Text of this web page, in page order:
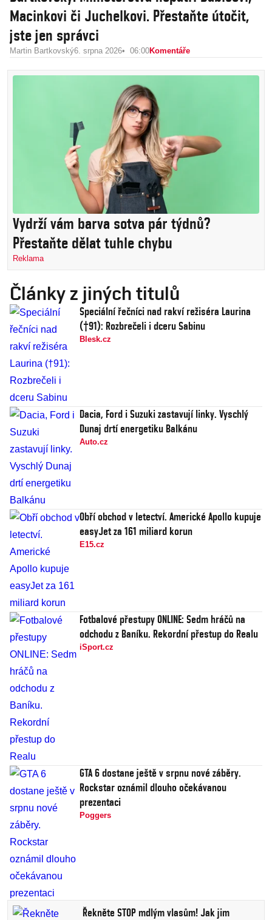
Macinkovi či Juchelkovi. Přestaňte útočit,
jste jen správci
Martin Bartkovský6. srpna 2026 06:00Komentáře
Vydrží vám barva sotva pár týdnů?
Přestaňte dělat tuhle chybu
Reklama
Články z jiných titulů
Speciální řečníci nad rakví režiséra Laurina
(†91): Rozbrečeli i dceru Sabinu
Blesk.cz
Dacia, Ford i Suzuki zastavují linky. Vyschlý
Dunaj drtí energetiku Balkánu
Auto.cz
Obří obchod v letectví. Americké Apollo kupuje
easyJet za 161 miliard korun
E15.cz
Fotbalové přestupy ONLINE: Sedm hráčů na
odchodu z Baníku. Rekordní přestup do Realu
iSport.cz
GTA 6 dostane ještě v srpnu nové záběry.
Rockstar oznámil dlouho očekávanou
prezentaci
Poggers
Řekněte STOP mdlým vlasům! Jak jim